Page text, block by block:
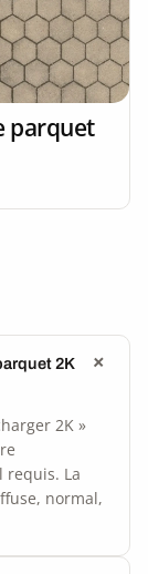
parquet
2K
2K »
requis. La
normal,